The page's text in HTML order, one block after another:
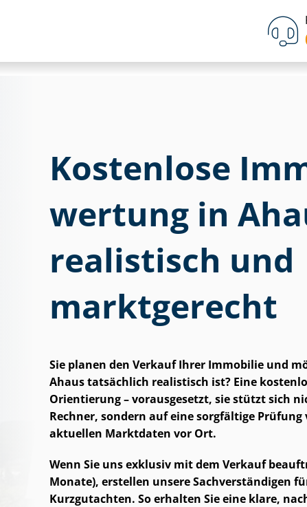
Kostenlose
wer­tung in
realistisch und
marktgerecht
Sie planen den Verkauf Ihrer Immobilie und
Ahaus tatsächlich realistisch ist? Eine
Orientierung – vorausgesetzt, sie stützt sich
Rechner, sondern auf eine sorgfältige Prüfung
aktuellen Marktdaten vor Ort.
Wenn Sie uns exklusiv mit dem Verkauf
Monate), erstellen unsere Sach­ver­stän­di­gen
Kurzgutachten. So erhalten Sie eine klare,